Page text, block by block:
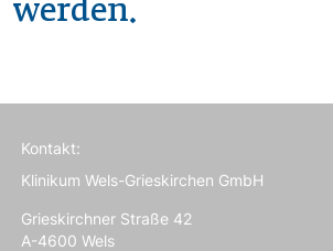
werden.
Kontakt:
Klinikum Wels-Grieskirchen GmbH
Grieskirchner Straße 42
A-4600 Wels